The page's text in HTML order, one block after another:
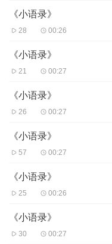
《小语录》
28 00:26
《小语录》
21 00:27
《小语录》
26 00:27
《小语录》
57 00:27
《小语录》
25 00:26
《小语录》
30 00:27